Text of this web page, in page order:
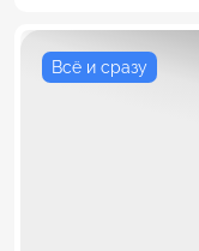
Всё и сразу